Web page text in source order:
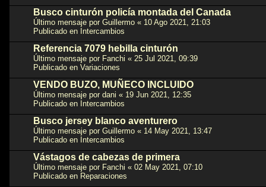
Busco cinturón policía montada del Canada
Último mensaje por Guillermo « 10 Ago 2021, 21:03
Publicado en Intercambios
Referencia 7079 hebilla cinturón
Último mensaje por Fanchi « 25 Jul 2021, 09:39
Publicado en Variaciones
VENDO BUZO, MUÑECO INCLUIDO
Último mensaje por dani « 19 Jun 2021, 12:35
Publicado en Intercambios
Busco jersey blanco aventurero
Último mensaje por Guillermo « 14 May 2021, 13:47
Publicado en Intercambios
Vástagos de cabezas de primera
Último mensaje por Fanchi « 02 May 2021, 07:10
Publicado en Reparaciones